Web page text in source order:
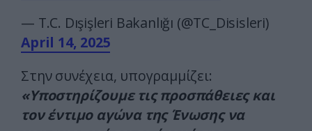
— T.C. Dışişleri Bakanlığı (@TC_Disisleri)
April 14, 2025
Στην συνέχεια, υπογραμμίζει:
«Υποστηρίζουμε τις προσπάθειες και
τον έντιμο αγώνα της Ένωσης να